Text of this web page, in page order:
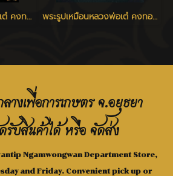
เหรียญเศรษฐี หลวงพ่อเต๋ คงทอง วัดสามง่าม จ.นครปฐม ปี 2520 พระรูปเหมือนหลวงพ่อเต๋ คงทอง รุ่นแรก พิมพ์ใหญ่ เนื้อว่าน 108 วัดสามง่าม นครปฐม ปี 2507
งเพื่อการเกษตร จ.อยุธยา
บสินค้าได้ หรือ จัดส่ง
Ngamwongwan Department Store,
and Friday. Convenient pick up or